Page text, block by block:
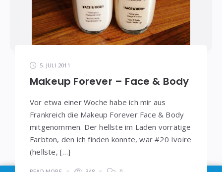
5. JULI 2011
Makeup Forever – Face & Body
Vor etwa einer Woche habe ich mir aus
Frankreich die Makeup Forever Face & Body
mitgenommen. Der hellste im Laden vorrätige
Farbton, den ich finden konnte, war #20 Ivoire
(hellste, […]